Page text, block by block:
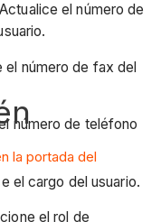
el número de
el número de fax del
número de teléfono
el cargo del usuario.
el rol de
la portada del